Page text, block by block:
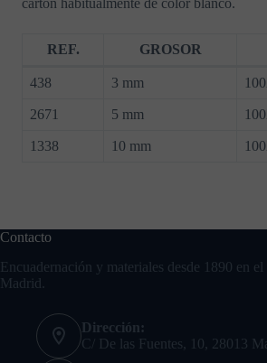
REF. GROSOR
438 3 mm
2671 5 mm
1338 10 mm
Contacto
Encuadernación y materiales desde 1890 en el
Madrid.
Dirección:
C/ De las Fuentes, 10, 28013